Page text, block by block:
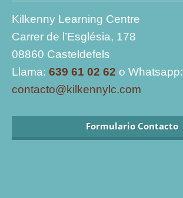
Kilkenny Learning Centre
Carrer de l’Església, 178
08860 Casteldefels
Llama: 639 61 02 62 o Whatsapp:
contacto@kilkennylc.com
Formulario Contacto